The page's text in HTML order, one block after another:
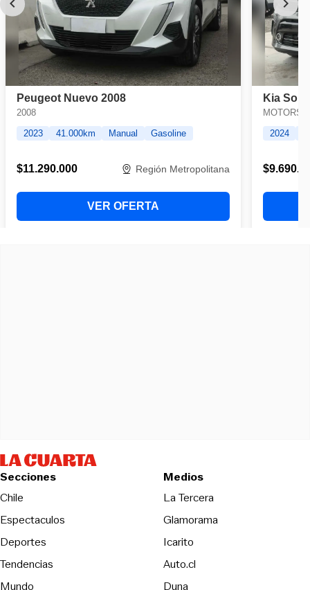
Secciones
Chile
Espectaculos
Deportes
Tendencias
Mundo
Medios
La Tercera
Glamorama
Icarito
Auto.cl
Duna